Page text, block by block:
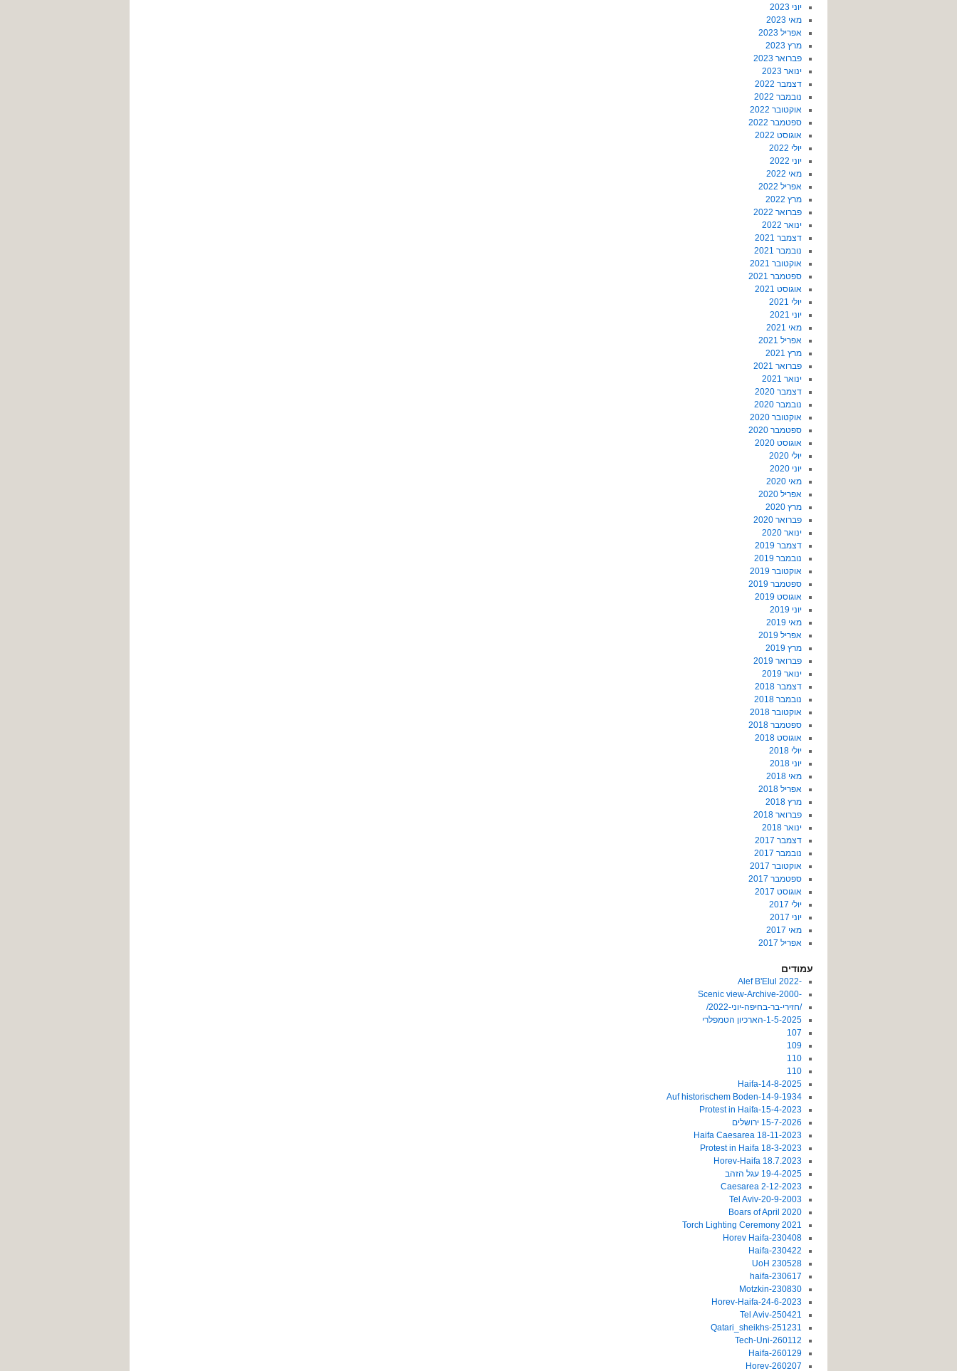
יוני 2023
מאי 2023
אפריל 2023
מרץ 2023
פברואר 2023
ינואר 2023
דצמבר 2022
נובמבר 2022
אוקטובר 2022
ספטמבר 2022
אוגוסט 2022
יולי 2022
יוני 2022
מאי 2022
אפריל 2022
מרץ 2022
פברואר 2022
ינואר 2022
דצמבר 2021
נובמבר 2021
אוקטובר 2021
ספטמבר 2021
אוגוסט 2021
יולי 2021
יוני 2021
מאי 2021
אפריל 2021
מרץ 2021
פברואר 2021
ינואר 2021
דצמבר 2020
נובמבר 2020
אוקטובר 2020
ספטמבר 2020
אוגוסט 2020
יולי 2020
יוני 2020
מאי 2020
אפריל 2020
מרץ 2020
פברואר 2020
ינואר 2020
דצמבר 2019
נובמבר 2019
אוקטובר 2019
ספטמבר 2019
אוגוסט 2019
יוני 2019
מאי 2019
אפריל 2019
מרץ 2019
פברואר 2019
ינואר 2019
דצמבר 2018
נובמבר 2018
אוקטובר 2018
ספטמבר 2018
אוגוסט 2018
יולי 2018
יוני 2018
מאי 2018
אפריל 2018
מרץ 2018
פברואר 2018
ינואר 2018
דצמבר 2017
נובמבר 2017
אוקטובר 2017
ספטמבר 2017
אוגוסט 2017
יולי 2017
יוני 2017
מאי 2017
אפריל 2017
עמודים
-2022 Alef B'Elul
-Scenic view-Archive-2000
/חזירי-בר-בחיפה-יוני-2022/
1-5-2025-הארכיון הטמפלרי
107
109
110
110
14-8-2025-Haifa
14-9-1934-Auf historischem Boden
15-4-2023-Protest in Haifa
15-7-2026 ירושלים
18-11-2023 Haifa Caesarea
18-3-2023 Protest in Haifa
18.7.2023 Horev-Haifa
19-4-2025 עגל הזהב
2-12-2023 Caesarea
20-9-2003-Tel Aviv
2020 Boars of April
2021 Torch Lighting Ceremony
230408-Horev Haifa
230422-Haifa
230528 UoH
230617-haifa
230830-Motzkin
24-6-2023-Horev-Haifa
250421-Tel Aviv
251231-Qatari_sheikhs
260112-Tech-Uni
260129-Haifa
260207-Horev